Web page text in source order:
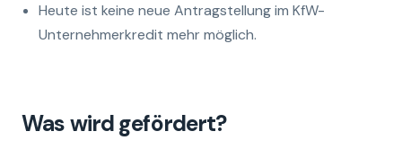
Heute ist keine neue Antragstellung im KfW-
Unternehmerkredit mehr möglich.
Was wird gefördert?